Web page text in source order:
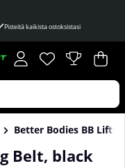
Pisteitä kaikista ostoksistasi
Toivelista
Lukumäärä
. .
Better Bodies BB
Belt, black